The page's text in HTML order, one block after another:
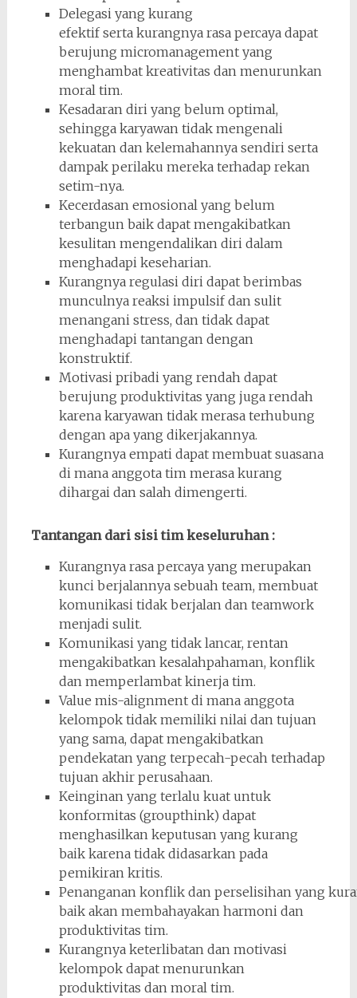
Delegasi yang kurang
efektif serta kurangnya rasa percaya dapat
berujung micromanagement yang
menghambat kreativitas dan menurunkan
moral tim.
Kesadaran diri yang belum optimal,
sehingga karyawan tidak mengenali
kekuatan dan kelemahannya sendiri serta
dampak perilaku mereka terhadap rekan
setim-nya.
Kecerdasan emosional yang belum
terbangun baik dapat mengakibatkan
kesulitan mengendalikan diri dalam
menghadapi keseharian.
Kurangnya regulasi diri dapat berimbas
munculnya reaksi impulsif dan sulit
menangani stress, dan tidak dapat
menghadapi tantangan dengan
konstruktif.
Motivasi pribadi yang rendah dapat
berujung produktivitas yang juga rendah
karena karyawan tidak merasa terhubung
dengan apa yang dikerjakannya.
Kurangnya empati dapat membuat suasana
di mana anggota tim merasa kurang
dihargai dan salah dimengerti.
Tantangan dari sisi tim keseluruhan :
Kurangnya rasa percaya yang merupakan
kunci berjalannya sebuah team, membuat
komunikasi tidak berjalan dan teamwork
menjadi sulit.
Komunikasi yang tidak lancar, rentan
mengakibatkan kesalahpahaman, konflik
dan memperlambat kinerja tim.
Value mis-alignment di mana anggota
kelompok tidak memiliki nilai dan tujuan
yang sama, dapat mengakibatkan
pendekatan yang terpecah-pecah terhadap
tujuan akhir perusahaan.
Keinginan yang terlalu kuat untuk
konformitas (groupthink) dapat
menghasilkan keputusan yang kurang
baik karena tidak didasarkan pada
pemikiran kritis.
Penanganan konflik dan perselisihan yang
baik akan membahayakan harmoni dan
produktivitas tim.
Kurangnya keterlibatan dan motivasi
kelompok dapat menurunkan
produktivitas dan moral tim.